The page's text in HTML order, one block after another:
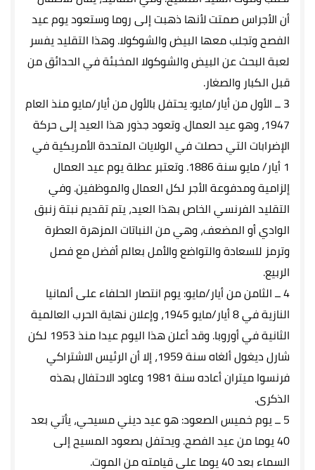
أن الأجراس صمتت لأنها ذهبت إلى روما وستعود يوم عيد
الفصح وتجلب معها البيض والشوكولا. وهذا التقليد يفسر
لعبة البحث عن البيض والشوكولا المخبئة في الحدائق من
قبل الكبار والصغار.
3 ــ الأول من أيار/مايو: يحتفل بالأول من أيار/مايو منذ العام
1947، وهو عيد العمال. وتعود جذور هذا العيد إلى حركة
الإضرابات التي حصلت في الولايات المتحدة الأمريكية في
1 أيار/ مايو سنة 1886. وتعتبر عطلة يوم عيد العمال
إلزامية ومدفوعة الأجر لكل العمال والموظفين. وفي
التقليد الفرنسي الخاص بهذا العيد، يتم تقديم نبتة زنبق
الوادي أو المضعف، وهي من النباتات المزهرة العطرة
وترمز للسعادة والتواضع والأمل بعالم أفضل مع فصل
الربيع.
4 ــ الثامن من أيار/مايو: يوم انتصار الحلفاء على ألمانيا
النازية في 8 أيار/مايو 1945، وإعلان نهاية الحرب العالمية
الثانية في أوروبا. وقد أعلن هذا اليوم عيدا منذ 1953 لكن
شارل ديغول ألغاه سنة 1959، إلا أن الرئيس الاشتراكي
فرنسوا ميتران أعاده سنة 1981 وعاود الاحتفال بهذه
الذكرى.
5 ــ يوم خميس الصعود: هو عيد ديني مسيحي، يأتي بعد
40 يوما من عيد الفصح. ويحتفل بصعود المسيح إلى
السماء بعد 40 يوما على قيامته من الموت.